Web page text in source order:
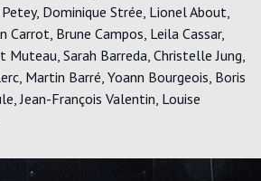
Dominique Strée, Lionel About,
Carrot, Brune Campos, Leila Cassar,
Muteau, Sarah Barreda, Christelle Jung,
Martin Barré, Yoann Bourgeois, Boris
Jean-François Valentin, Louise